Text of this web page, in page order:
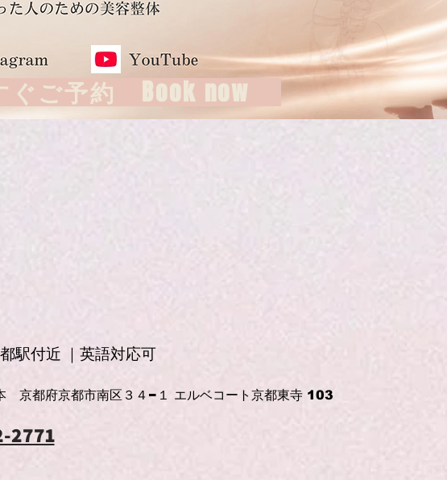
ぐご予約 Book now
駅付近 ｜英語対応可
京都府京都市南区３４−１ エルベコート京都東寺 103
2771